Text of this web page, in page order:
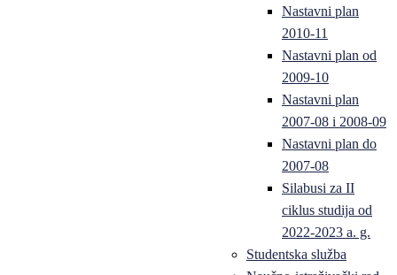
Nastavni plan
2010-11
Nastavni plan od
2009-10
Nastavni plan
2007-08 i 2008-09
Nastavni plan do
2007-08
Silabusi za II
ciklus studija od
2022-2023 a. g.
Studentska služba